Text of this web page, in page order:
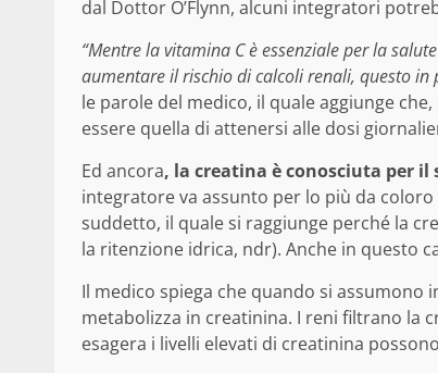
dal Dottor O’Flynn, alcuni integratori
“Mentre la vitamina C è essenziale per la
aumentare il rischio di calcoli renali, questo
le parole del medico, il quale aggiunge
essere quella di attenersi alle dosi
Ed ancora, la creatina è conosciuta per il
integratore va assunto per lo più da
suddetto, il quale si raggiunge perché la
la ritenzione idrica, ndr). Anche in questo
Il medico spiega che quando si
metabolizza in creatinina. I reni filtrano la
esagera i livelli elevati di creatinina